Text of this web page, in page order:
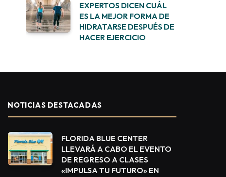
EXPERTOS DICEN CUÁL
ES LA MEJOR FORMA DE
HIDRATARSE DESPUÉS DE
HACER EJERCICIO
NOTICIAS DESTACADAS
FLORIDA BLUE CENTER
LLEVARÁ A CABO EL EVENTO
DE REGRESO A CLASES
«IMPULSA TU FUTURO» EN